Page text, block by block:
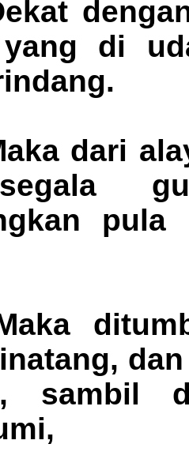
di
dari
pula
sambil